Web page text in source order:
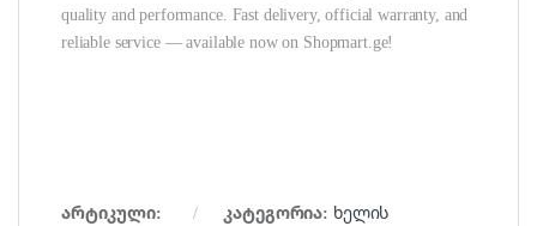
quality and performance. Fast delivery, official warranty, and
reliable service — available now on Shopmart.ge!
არტიკული: კატეგორია: ხელის